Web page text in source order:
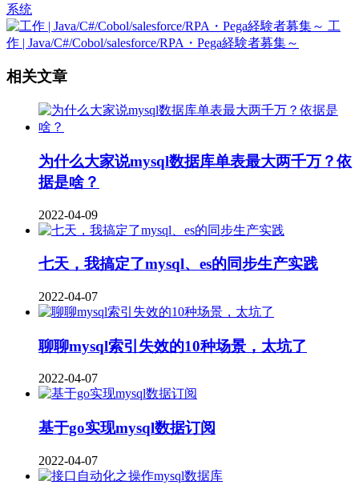
系统
工
作 | Java/C#/Cobol/salesforce/RPA・Pega経験者募集～
相关文章
为什么大家说mysql数据库单表最大两千万？依
据是啥？
2022-04-09
七天，我搞定了mysql、es的同步生产实践
2022-04-07
聊聊mysql索引失效的10种场景，太坑了
2022-04-07
基于go实现mysql数据订阅
2022-04-07